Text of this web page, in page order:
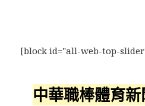
[block id="all-web-top-
中華職棒體育